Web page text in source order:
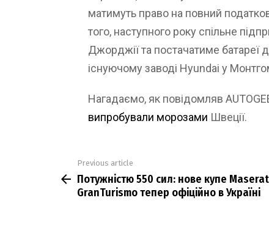
матимуть право на повний
того, наступного року спільне
Джорджії та постачатиме батареї
існуючому заводі Hyundai у
Нагадаємо, як повідомляв
випробували морозами Швеції.
more
Previous article
Потужністю 550 сил: нове купе
GranTurismo тепер офіційно в Україні